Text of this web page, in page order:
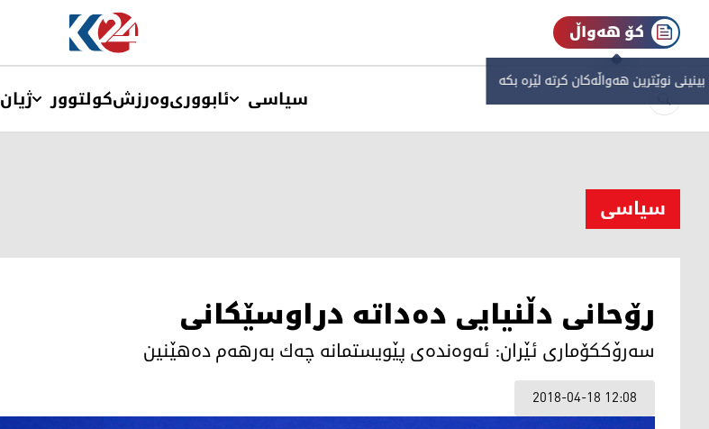
کۆ هەواڵ
نوێترین هەواڵەکان کرتە لێرە بکە
سیاسی ئابووریوەرزشکولتوور ژیان
سیاسی
رۆحانی دڵنیایی ده‌داته‌ دراوسێكانی
سه‌رۆككۆماری ئێران: ئه‌وه‌نده‌ی پێویستمانه‌ چه‌ك به‌رهه‌م ده‌هێنین
2018-04-18 12:08